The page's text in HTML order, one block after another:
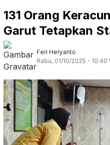
131 Orang
Garut Tetapkan
Feri Heryanto
Rabu, 01/10/2025 - 10:40